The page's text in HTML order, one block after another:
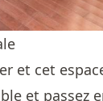
et cet
et passez